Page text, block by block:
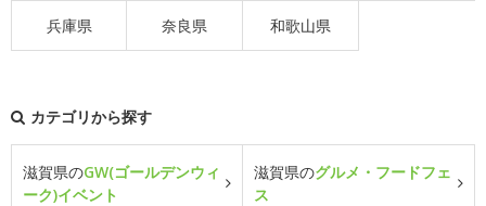
兵庫県 奈良県 和歌山県
カテゴリから探す
滋賀県のGW(ゴールデンウィ
ーク)イベント
滋賀県のグルメ・フードフェ
ス